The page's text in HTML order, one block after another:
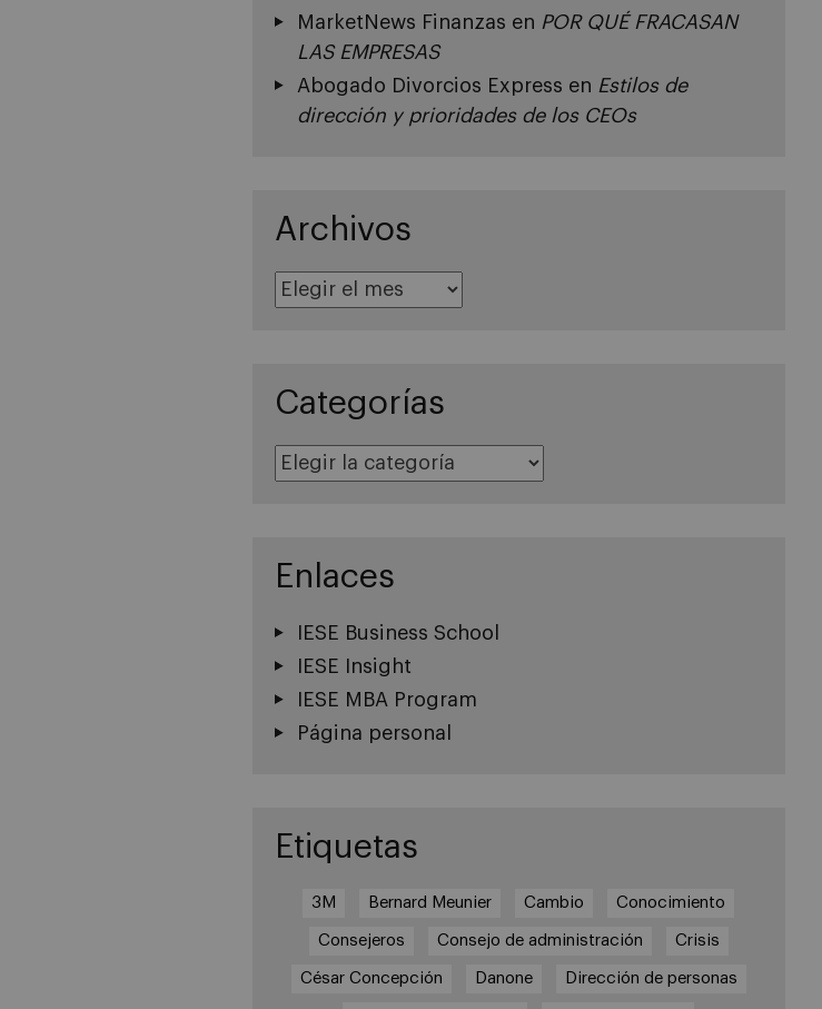
MarketNews Finanzas en POR QUÉ FRACASAN
LAS EMPRESAS
Abogado Divorcios Express en Estilos de
dirección y prioridades de los CEOs
Archivos
Categorías
Enlaces
IESE Business School
IESE Insight
IESE MBA Program
Página personal
Etiquetas
3M Bernard Meunier Cambio Conocimiento
Consejeros Consejo de administración Crisis
César Concepción Danone Dirección de personas